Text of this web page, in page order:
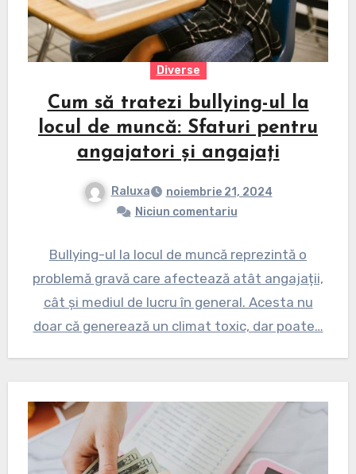
Diverse
Cum să tratezi bullying-ul la
locul de muncă: Sfaturi pentru
angajatori și angajați
Raluxa
noiembrie 21, 2024
Niciun comentariu
Bullying-ul la locul de muncă reprezintă o
problemă gravă care afectează atât angajații,
cât și mediul de lucru în general. Acesta nu
doar că generează un climat toxic, dar poate…